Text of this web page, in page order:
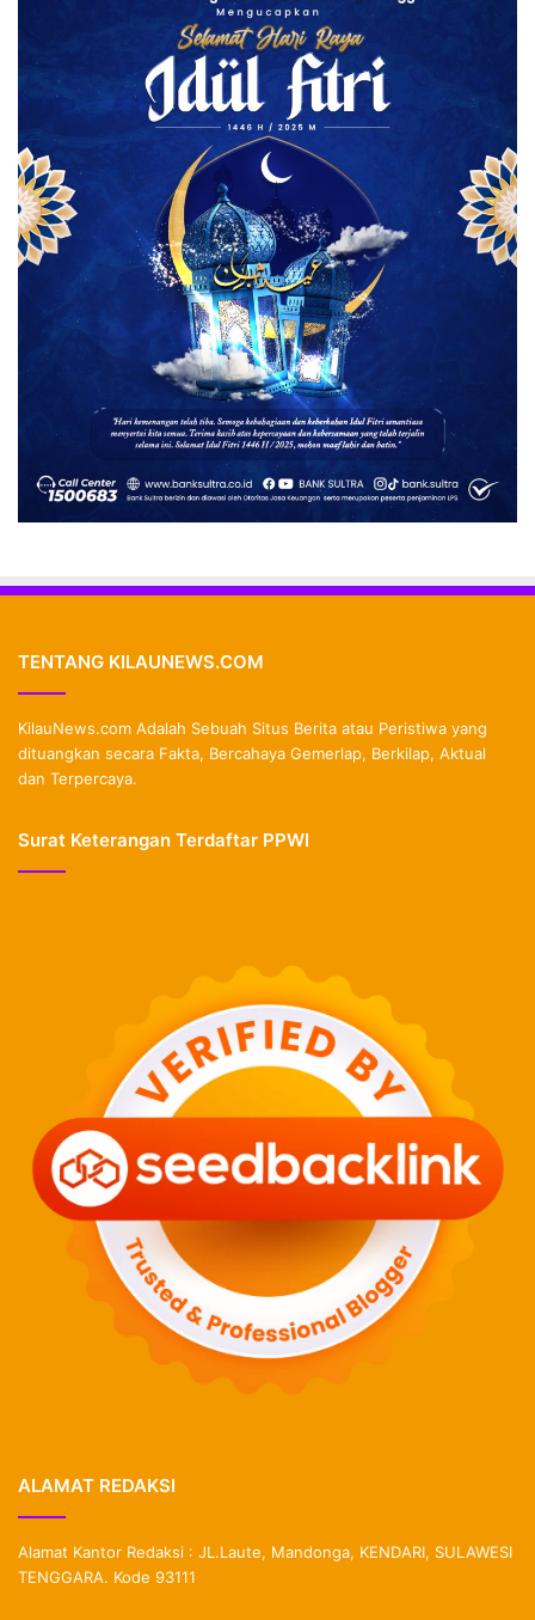
TENTANG KILAUNEWS.COM
KilauNews.com Adalah Sebuah Situs Berita atau Peristiwa yang
dituangkan secara Fakta, Bercahaya Gemerlap, Berkilap, Aktual
dan Terpercaya.
Surat Keterangan Terdaftar PPWI
ALAMAT REDAKSI
Alamat Kantor Redaksi : JL.Laute, Mandonga, KENDARI, SULAWESI
TENGGARA. Kode 93111